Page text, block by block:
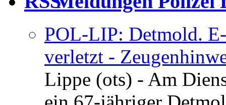
POL-LIP: Detmold.
verletzt -
Lippe (ots) - Am